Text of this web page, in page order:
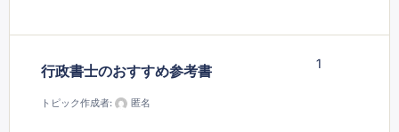
行政書士のおすすめ参考書
トピック作成者: 匿名
1